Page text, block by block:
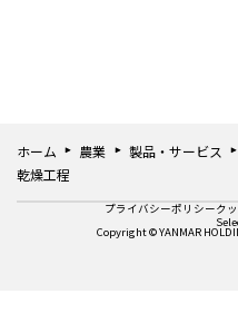
ホーム 農業 製品・サービス
乾燥工程
Copyright © YANMAR
プライバシーポリシーク